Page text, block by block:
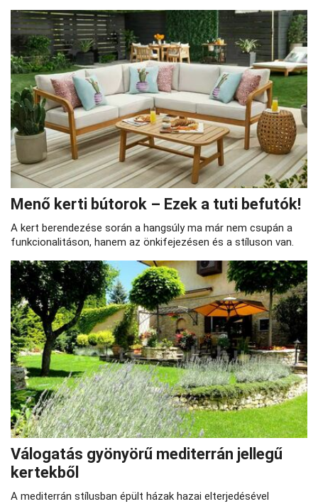
Menő kerti bútorok – Ezek a tuti befutók!
A kert berendezése során a hangsúly ma már nem csupán a
funkcionalitáson, hanem az önkifejezésen és a stíluson van.
Válogatás gyönyörű mediterrán jellegű
kertekből
A mediterrán stílusban épült házak hazai elterjedésével